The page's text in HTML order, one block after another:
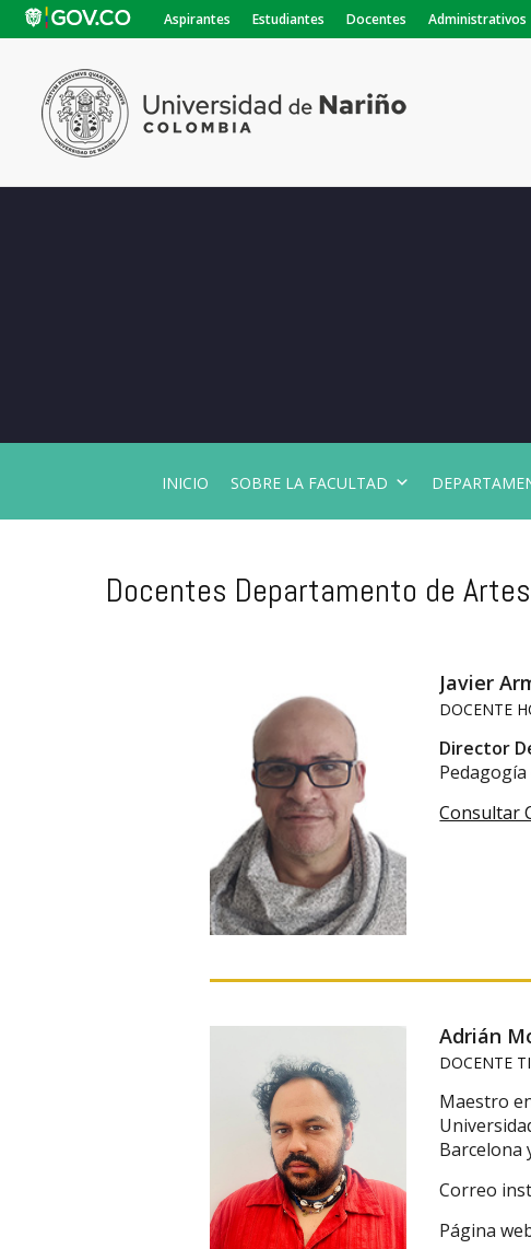
Aspirantes Estudiantes Docentes Administrativos
INICIO SOBRE LA FACULTAD
Docentes Departamento de
Javier
DOCENTE
Director
Consultar
Adrián
DOCENTE
Maestro
Barcelona
Correo
Página